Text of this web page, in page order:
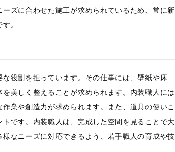
ズに合わせた施工が求められているため、常に新
。
役割を担っています。その仕事には、壁紙や床
美しく整えることが求められます。内装職人には
業や創造力が求められます。また、道具の使いこ
です。内装職人は、完成した空間を見ることで大
なニーズに対応できるよう、若手職人の育成や技